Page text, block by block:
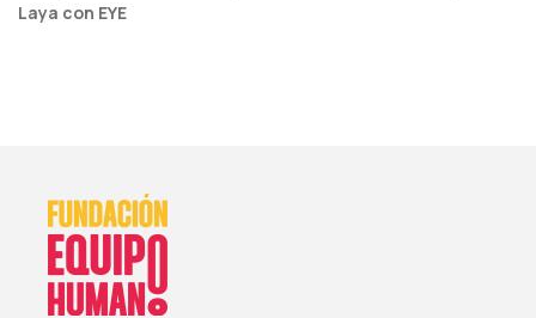
Laya con EYE